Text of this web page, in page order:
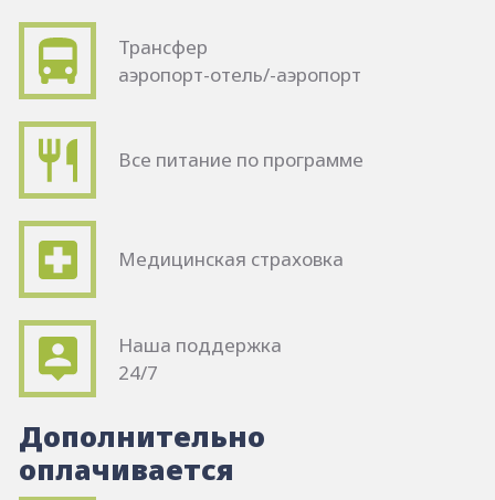
Трансфер
аэропорт-отель/-аэропорт
Все питание по программе
Медицинская страховка
Наша поддержка
24/7
Дополнительно
оплачивается